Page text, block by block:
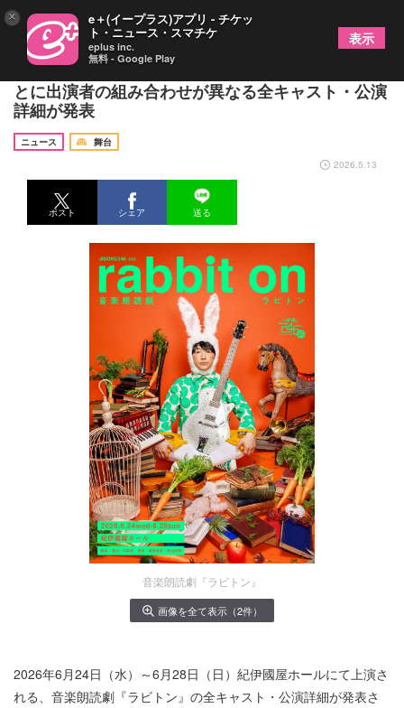
川本成作・演出の音楽朗読劇『ラビトン』 各回ご
とに出演者の組み合わせが異なる全キャスト・公演
詳細が発表
ニュース
舞台
2026.5.13
ポスト シェア 送る
音楽朗読劇『ラビトン』
画像を全て表示（2件）
2026年6月24日（水）～6月28日（日）紀伊國屋ホールにて上演さ
れる、音楽朗読劇『ラビトン』の全キャスト・公演詳細が発表さ
× e＋(イープラス)アプリ - チケッ
ト・ニュース・スマチケ
eplus inc.
無料 - Google Play
表示